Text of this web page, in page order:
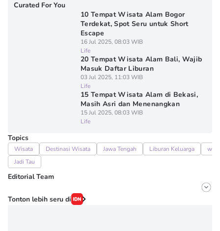
Curated For You
10 Tempat Wisata Alam Bogor
Terdekat, Spot Seru untuk Short
Escape
16 Jul 2025, 08:03 WIB
Life
20 Tempat Wisata Alam Bali, Wajib
Masuk Daftar Liburan
03 Jul 2025, 11:03 WIB
Life
15 Tempat Wisata Alam di Bekasi,
Masih Asri dan Menenangkan
15 Jul 2025, 08:03 WIB
Life
Topics
Wisata Destinasi Wisata Jawa Tengah Liburan Keluarga
Jadi Tau
Editorial Team
Editor
Tonton lebih seru di